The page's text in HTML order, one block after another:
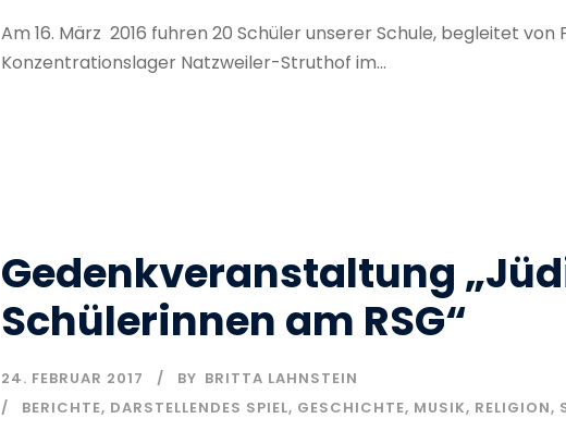
Am 16. März 2016 fuhren 20 Schüler unserer Schule, begleitet von
Konzentrationslager Natzweiler-Struthof im...
Gedenkveranstaltung
Schülerinnen am RSG“
24. FEBRUAR 2017 BY BRITTA LAHNSTEIN
BERICHTE, DARSTELLENDES SPIEL, GESCHICHTE, MUSIK, RELIGION,